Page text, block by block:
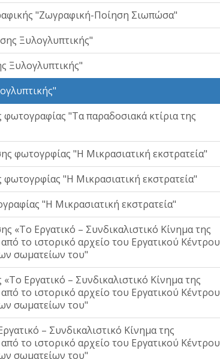
"Ζωγραφική-Ποίηση Σιωπώσα"
Ξυλογλυπτικής"
Ξυλογλυπτικής"
"Τα παραδοσιακά κτίρια της
φωτογρφίας "Η Μικρασιατική εκστρατεία"
"Η Μικρασιατική εκστρατεία"
"Η Μικρασιατική εκστρατεία"
«Το Εργατικό – Συνδικαλιστικό Κίνημα της
το ιστορικό αρχείο του Εργατικού Κέντρου
σωματείων του"
Εργατικό – Συνδικαλιστικό Κίνημα της
το ιστορικό αρχείο του Εργατικού Κέντρου
σωματείων του"
– Συνδικαλιστικό Κίνημα της
το ιστορικό αρχείο του Εργατικού Κέντρου
σωματείων του"